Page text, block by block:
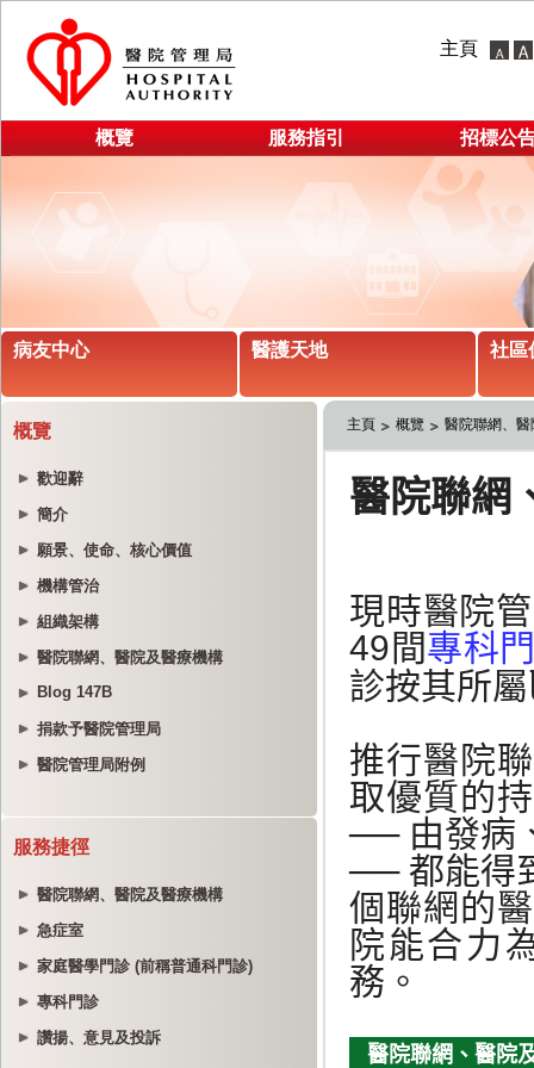
主頁
概覽 服務指引 招標公
病友中心 醫護天地 社區
概覽
歡迎辭
簡介
願景、使命、核心價值
機構管治
組織架構
醫院聯網、醫院及醫療機構
Blog 147B
捐款予醫院管理局
醫院管理局附例
服務捷徑
醫院聯網、醫院及醫療機構
急症室
家庭醫學門診 (前稱普通科門診)
專科門診
讚揚、意見及投訴
主頁 概覽 醫院聯網、